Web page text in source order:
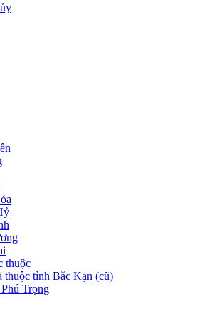
thuộc
thuộc tỉnh Bắc Kạn (cũ)
Trọng